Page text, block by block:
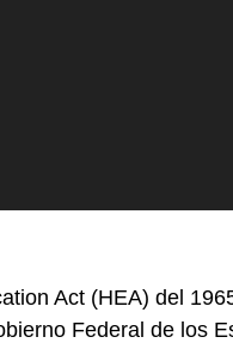
Act (HEA) del
Federal de los